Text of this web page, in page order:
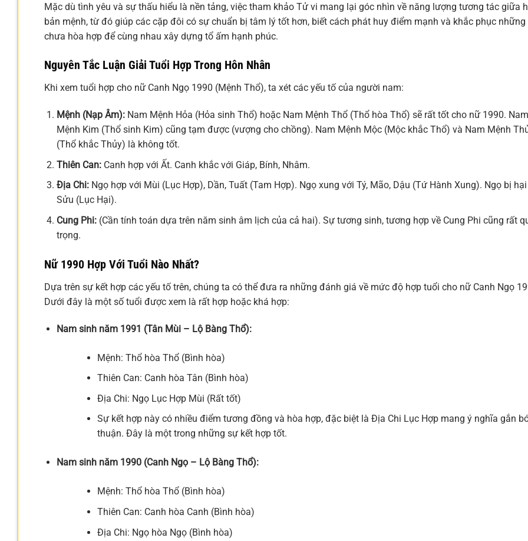
Mặc dù tình yêu và sự thấu hiểu là nền tảng, việc tham khảo Tử vi mang lại góc nhìn về năng lượng tương tác giữa
bản mệnh, từ đó giúp các cặp đôi có sự chuẩn bị tâm lý tốt hơn, biết cách phát huy điểm mạnh và khắc phục những
chưa hòa hợp để cùng nhau xây dựng tổ ấm hạnh phúc.
Nguyên Tắc Luận Giải Tuổi Hợp Trong Hôn Nhân
Khi xem tuổi hợp cho nữ Canh Ngọ 1990 (Mệnh Thổ), ta xét các yếu tố của người nam:
Mệnh (Nạp Âm):Nam Mệnh Hỏa (Hỏa sinh Thổ) hoặc Nam Mệnh Thổ (Thổ hòa Thổ) sẽ rất tốt cho nữ 1990. Nam
Mệnh Kim (Thổ sinh Kim) cũng tạm được (vượng cho chồng). Nam Mệnh Mộc (Mộc khắc Thổ) và Nam Mệnh
(Thổ khắc Thủy) là không tốt.
Thiên Can:Canh hợp với Ất. Canh khắc với Giáp, Bính, Nhâm.
Địa Chi:Ngọ hợp với Mùi (Lục Hợp), Dần, Tuất (Tam Hợp). Ngọ xung với Tý, Mão, Dậu (Tứ Hành Xung). Ngọ bị
Sửu (Lục Hại).
Cung Phi:(Cần tính toán dựa trên năm sinh âm lịch của cả hai). Sự tương sinh, tương hợp về Cung Phi cũng rất
trọng.
Nữ 1990 Hợp Với Tuổi Nào Nhất?
Dựa trên sự kết hợp các yếu tố trên, chúng ta có thể đưa ra những đánh giá về mức độ hợp tuổi cho nữ Canh Ngọ
Dưới đây là một số tuổi được xem là rất hợp hoặc khá hợp:
Nam sinh năm 1991 (Tân Mùi – Lộ Bàng Thổ):
Mệnh: Thổ hòa Thổ (Bình hòa)
Thiên Can: Canh hòa Tân (Bình hòa)
Địa Chi: Ngọ Lục Hợp Mùi (Rất tốt)
Sự kết hợp này có nhiều điểm tương đồng và hòa hợp, đặc biệt là Địa Chi Lục Hợp mang ý nghĩa gắn
thuận. Đây là một trong những sự kết hợp tốt.
Nam sinh năm 1990 (Canh Ngọ – Lộ Bàng Thổ):
Mệnh: Thổ hòa Thổ (Bình hòa)
Thiên Can: Canh hòa Canh (Bình hòa)
Địa Chi: Ngọ hòa Ngọ (Bình hòa)